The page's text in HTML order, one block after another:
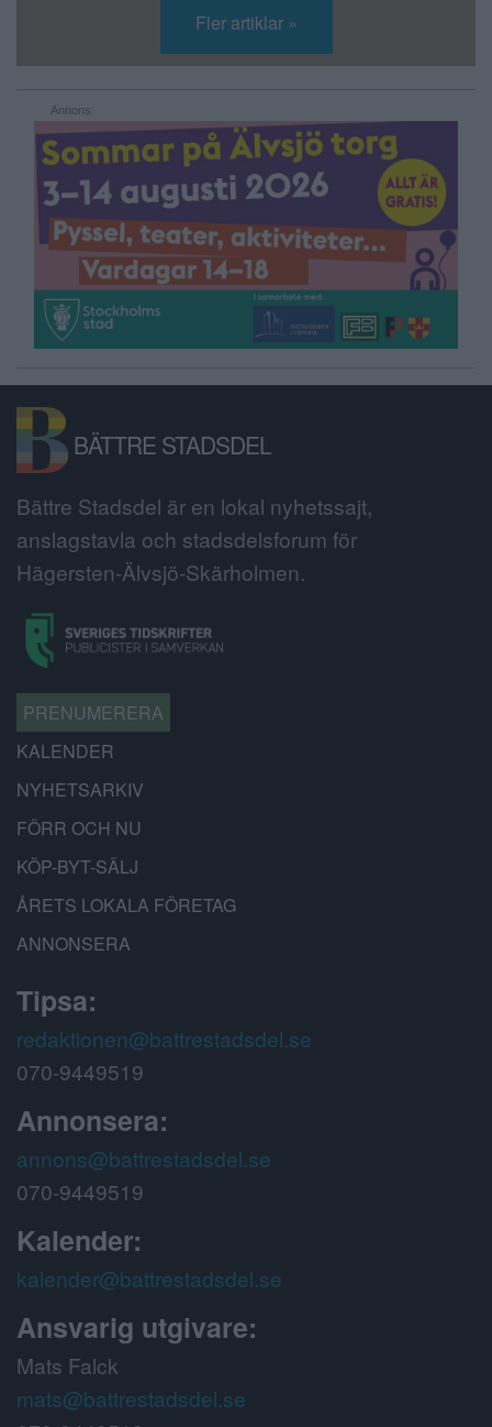
Fler artiklar »
Annons:
BÄTTRE STADSDEL
Bättre Stadsdel är en lokal nyhetssajt,
anslagstavla och stadsdelsforum för
Hägersten-Älvsjö-Skärholmen.
PRENUMERERA
KALENDER
NYHETSARKIV
FÖRR OCH NU
KÖP-BYT-SÄLJ
ÅRETS LOKALA FÖRETAG
ANNONSERA
Tipsa:
redaktionen@battrestadsdel.se
070-9449519
Annonsera:
annons@battrestadsdel.se
070-9449519
Kalender:
kalender@battrestadsdel.se
Ansvarig utgivare:
Mats Falck
mats@battrestadsdel.se